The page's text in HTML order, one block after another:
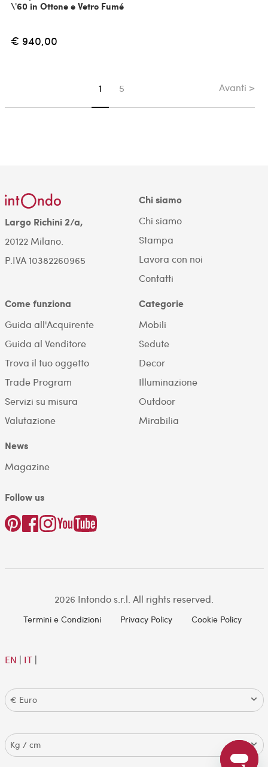
\'60 in Ottone e Vetro Fumé
€ 940,00
Sei su pagina
1 5 Avanti >
Largo Richini 2/a,
20122 Milano.
P.IVA 10382260965
Chi siamo
Chi siamo
Stampa
Lavora con noi
Contatti
Come funziona
Guida all'Acquirente
Guida al Venditore
Trova il tuo oggetto
Trade Program
Servizi su misura
Valutazione
Categorie
Mobili
Sedute
Decor
Illuminazione
Outdoor
Mirabilia
News
Magazine
Follow us
2026 Intondo s.r.l. All rights reserved.
Termini e Condizioni Privacy Policy Cookie Policy
EN | IT|